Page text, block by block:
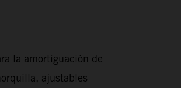
la amortiguación de
ajustables